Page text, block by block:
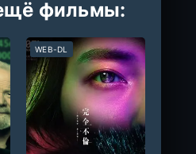
фильмы:
WEB-DL